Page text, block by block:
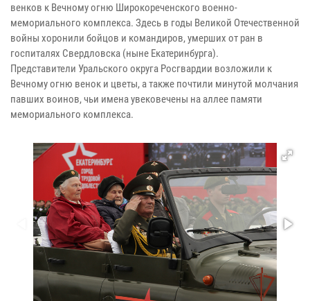
венков к Вечному огню Широкореченского военно-
мемориального комплекса. Здесь в годы Великой Отечественной
войны хоронили бойцов и командиров, умерших от ран в
госпиталях Свердловска (ныне Екатеринбурга).
Представители Уральского округа Росгвардии возложили к
Вечному огню венок и цветы, а также почтили минутой молчания
павших воинов, чьи имена увековечены на аллее памяти
мемориального комплекса.